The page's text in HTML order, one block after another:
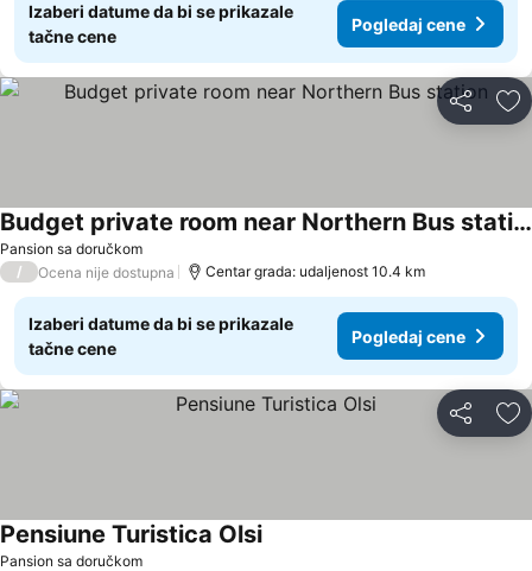
Izaberi datume da bi se prikazale
tačne cene
Pogledaj cene
Deli
Pansion sa doručkom
Budget private room near Northern Bus station
/ Ocena nije dostupna Centar grada: udaljenost 10.4 km
Izaberi datume da bi se prikazale
tačne cene
Pogledaj cene
Deli
Pansion sa doručkom
Pensiune Turistica Olsi